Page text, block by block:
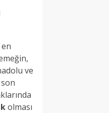
ve
olması